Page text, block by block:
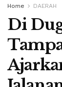
Home DAERAH
Di